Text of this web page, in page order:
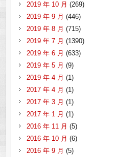
2019 年 10 月 (269)
2019 年 9 月 (446)
2019 年 8 月 (715)
2019 年 7 月 (1390)
2019 年 6 月 (633)
2019 年 5 月 (9)
2019 年 4 月 (1)
2017 年 4 月 (1)
2017 年 3 月 (1)
2017 年 1 月 (1)
2016 年 11 月 (5)
2016 年 10 月 (6)
2016 年 9 月 (5)